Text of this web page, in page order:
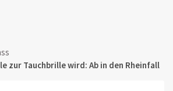
zur Tauchbrille wird: Ab in den Rheinfall